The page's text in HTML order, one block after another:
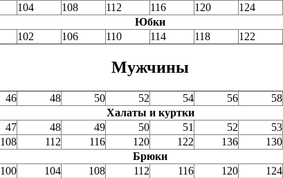
104 108 112 116 120 124
Юбки
102 106 110 114 118 122
Мужчины
46 48 50 52 54 56 58
Халаты и куртки
47 48 49 50 51 52 53
108 112 116 120 122 136 130
Брюки
100 104 108 112 116 120 124